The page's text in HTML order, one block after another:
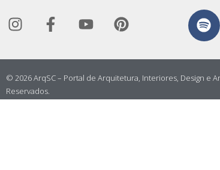
© 2026 ArqSC – Portal de Arquitetura, Interiores, Design e
Reservados.